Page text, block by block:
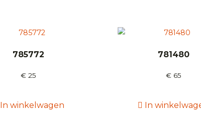
785772
€ 25
In winkelwagen
781480
€65
In